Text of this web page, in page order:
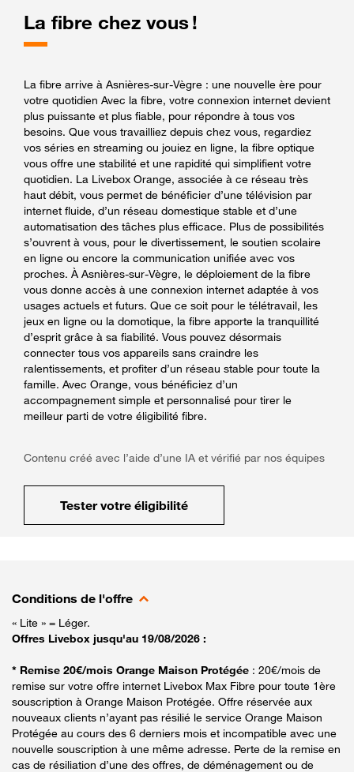
La fibre chez vous !
La fibre arrive à Asnières-sur-Vègre : une nouvelle ère pour
votre quotidien Avec la fibre, votre connexion internet devient
plus puissante et plus fiable, pour répondre à tous vos
besoins. Que vous travailliez depuis chez vous, regardiez
vos séries en streaming ou jouiez en ligne, la fibre optique
vous offre une stabilité et une rapidité qui simplifient votre
quotidien. La Livebox Orange, associée à ce réseau très
haut débit, vous permet de bénéficier d’une télévision par
internet fluide, d’un réseau domestique stable et d’une
automatisation des tâches plus efficace. Plus de possibilités
s’ouvrent à vous, pour le divertissement, le soutien scolaire
en ligne ou encore la communication unifiée avec vos
proches. À Asnières-sur-Vègre, le déploiement de la fibre
vous donne accès à une connexion internet adaptée à vos
usages actuels et futurs. Que ce soit pour le télétravail, les
jeux en ligne ou la domotique, la fibre apporte la tranquillité
d’esprit grâce à sa fiabilité. Vous pouvez désormais
connecter tous vos appareils sans craindre les
ralentissements, et profiter d’un réseau stable pour toute la
famille. Avec Orange, vous bénéficiez d’un
accompagnement simple et personnalisé pour tirer le
meilleur parti de votre éligibilité fibre.
Contenu créé avec l’aide d’une IA et vérifié par nos équipes
Tester votre éligibilité
Conditions de l'offre
« Lite » = Léger.
Offres Livebox jusqu'au 19/08/2026 :
* Remise 20€/mois Orange Maison Protégée : 20€/mois de
remise sur votre offre internet Livebox Max Fibre pour toute 1ère
souscription à Orange Maison Protégée. Offre réservée aux
nouveaux clients n’ayant pas résilié le service Orange Maison
Protégée au cours des 6 derniers mois et incompatible avec une
nouvelle souscription à une même adresse. Perte de la remise en
cas de résiliation d’une des offres, de déménagement ou de